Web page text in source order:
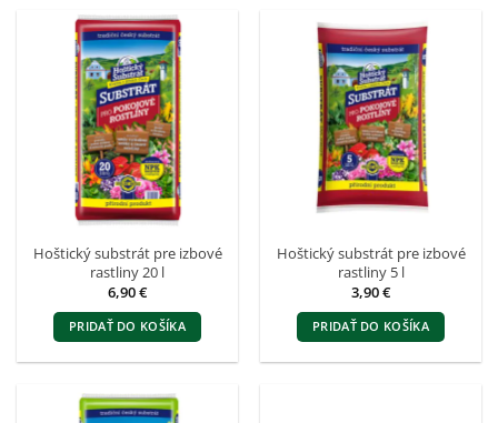
Hoštický substrát pre izbové
rastliny 20 l
6,90€
PRIDAŤ DO KOŠÍKA
Hoštický substrát pre izbové
rastliny 5 l
3,90€
PRIDAŤ DO KOŠÍKA